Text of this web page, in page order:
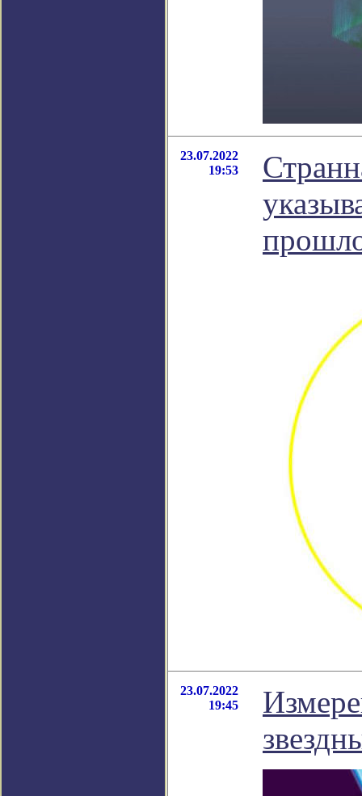
23.07.2022
19:53
23.07.2022
19:45